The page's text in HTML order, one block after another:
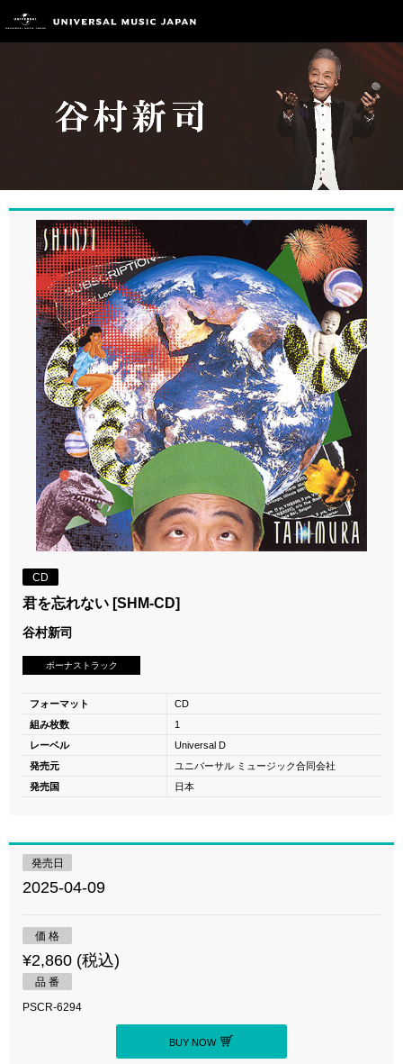
CD
君を忘れない [SHM-CD]
谷村新司
ボーナストラック
フォーマット
CD
組み枚数
1
レーベル
Universal D
発売元
ユニバーサル ミュージック合同会社
発売国
日本
発売日
2025-04-09
価 格
¥2,860 (税込)
品 番
PSCR-6294
BUY NOW